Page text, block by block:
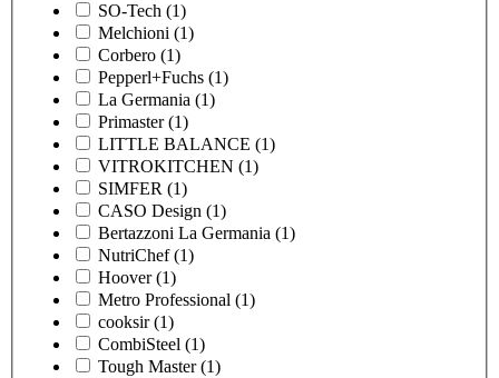
SO-Tech (1)
Melchioni (1)
Corbero (1)
Pepperl+Fuchs (1)
La Germania (1)
Primaster (1)
LITTLE BALANCE (1)
VITROKITCHEN (1)
SIMFER (1)
CASO Design (1)
Bertazzoni La Germania (1)
NutriChef (1)
Hoover (1)
Metro Professional (1)
cooksir (1)
CombiSteel (1)
Tough Master (1)